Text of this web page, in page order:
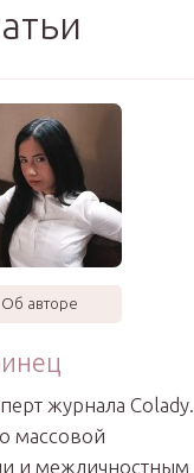
Об авторе
журнала Colady.
массовой
и межличностным